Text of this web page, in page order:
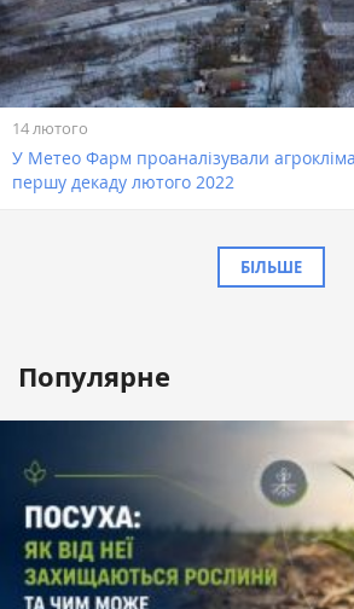
14 лютого
У Метео Фарм проаналізували
першу декаду лютого 2022
БІЛЬШЕ
Популярне